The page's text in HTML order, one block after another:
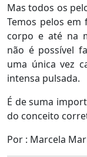
Mas todos os
Temos pelos em
corpo e até na
não é possível
uma única vez
intensa pulsada.
É de suma
do conceito
Por : Marcela